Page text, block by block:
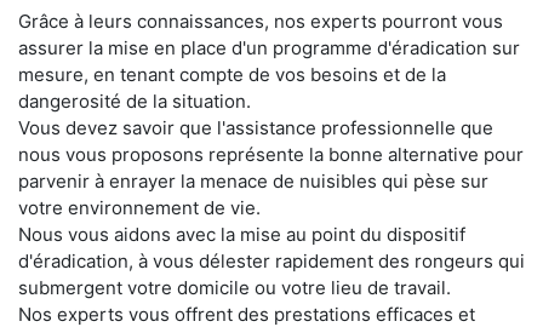
Grâce à leurs connaissances, nos experts pourront vous
assurer la mise en place d'un programme d'éradication sur
mesure, en tenant compte de vos besoins et de la
dangerosité de la situation.
Vous devez savoir que l'assistance professionnelle que
nous vous proposons représente la bonne alternative pour
parvenir à enrayer la menace de nuisibles qui pèse sur
votre environnement de vie.
Nous vous aidons avec la mise au point du dispositif
d'éradication, à vous délester rapidement des rongeurs qui
submergent votre domicile ou votre lieu de travail.
Nos experts vous offrent des prestations efficaces et